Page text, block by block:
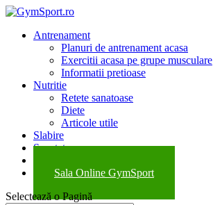
Antrenament
Planuri de antrenament acasa
Exercitii acasa pe grupe musculare
Informatii pretioase
Nutritie
Retete sanatoase
Diete
Articole utile
Slabire
Sanatate
Sala Online GymSport
Selectează o Pagină